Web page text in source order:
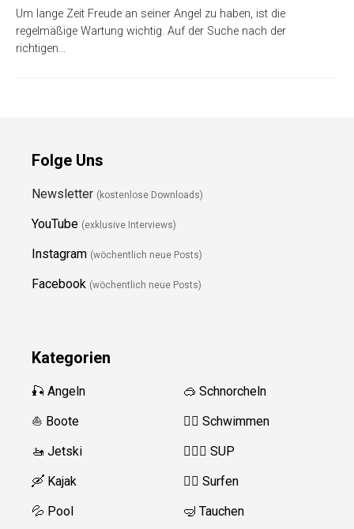
Um lange Zeit Freude an seiner Angel zu haben, ist die
regelmäßige Wartung wichtig. Auf der Suche nach der
richtigen…
Folge Uns
Newsletter (kostenlose Downloads)
YouTube (exklusive Interviews)
Instagram (wöchentlich neue Posts)
Facebook (wöchentlich neue Posts)
Kategorien
🎣 Angeln
⛵️ Boote
🚤 Jetski
🛶 Kajak
💦 Pool
🥽 Schnorcheln
🏊‍♂️ Schwimmen
🏄‍♀️🛶 SUP
🏄‍♂️ Surfen
🤿 Tauchen